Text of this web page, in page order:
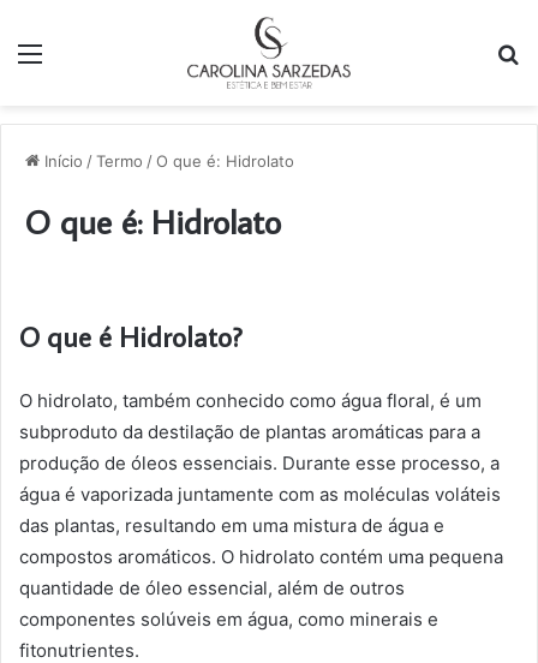
Início /Termo /O que é: Hidrolato
O que é: Hidrolato
O que é Hidrolato?
O hidrolato, também conhecido como água floral, é um
subproduto da destilação de plantas aromáticas para a
produção de óleos essenciais. Durante esse processo, a
água é vaporizada juntamente com as moléculas voláteis
das plantas, resultando em uma mistura de água e
compostos aromáticos. O hidrolato contém uma pequena
quantidade de óleo essencial, além de outros
componentes solúveis em água, como minerais e
fitonutrientes.